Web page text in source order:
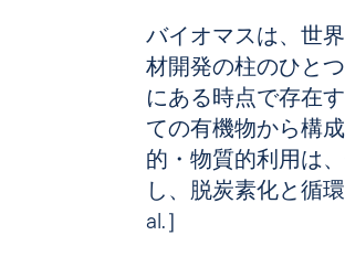
バイオマスは、世
材開発の柱のひと
にある時点で存在
ての有機物から構成される。 バイオ
的・物質的利用は
し、脱炭素化と循
al.］